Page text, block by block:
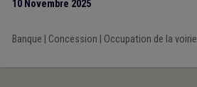
10 Novembre 2025
Banque Concession Occupation de la voirie